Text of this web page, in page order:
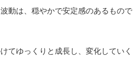
動は、穏やかで安定感のあるもので
てゆっくりと成長し、変化していく